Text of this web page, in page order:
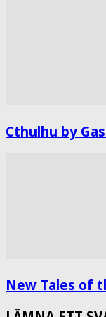
Cthulhu by
New Tales of